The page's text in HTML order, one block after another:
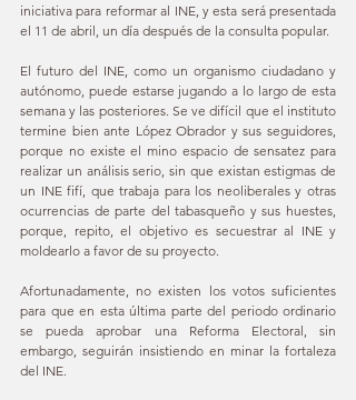
iniciativa para reformar al INE, y esta será presentada
el 11 de abril, un día después de la consulta popular.
El futuro del INE, como un organismo ciudadano y
autónomo, puede estarse jugando a lo largo de esta
semana y las posteriores. Se ve difícil que el instituto
termine bien ante López Obrador y sus seguidores,
porque no existe el mino espacio de sensatez para
realizar un análisis serio, sin que existan estigmas de
un INE fifí, que trabaja para los neoliberales y otras
ocurrencias de parte del tabasqueño y sus huestes,
porque, repito, el objetivo es secuestrar al INE y
moldearlo a favor de su proyecto.
Afortunadamente, no existen los votos suficientes
para que en esta última parte del periodo ordinario
se pueda aprobar una Reforma Electoral, sin
embargo, seguirán insistiendo en minar la fortaleza
del INE.